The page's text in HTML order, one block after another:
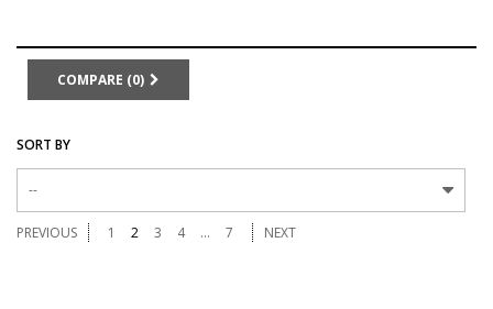
COMPARE (0)
SORT BY
--
PREVIOUS 1 2 3 4 ... 7 NEXT